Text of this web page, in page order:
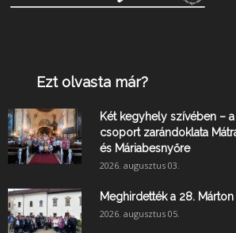
Ezt olvasta már?
Két kegyhely szívében –
csoport zarándoklata
és Máriabesnyőre
2026. augusztus 03.
Meghirdették a 28.
2026. augusztus 05.